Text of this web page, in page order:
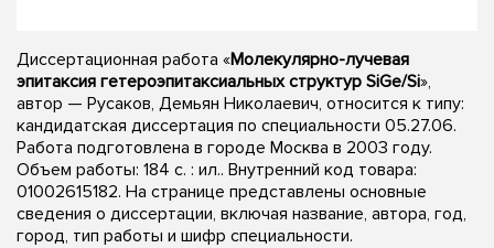
Диссертационная работа «Молекулярно-лучевая
эпитаксия гетероэпитаксиальных структур SiGe/Si»,
автор — Русаков, Демьян Николаевич, относится к типу:
кандидатская диссертация по специальности 05.27.06.
Работа подготовлена в городе Москва в 2003 году.
Объем работы: 184 с. : ил.. Внутренний код товара:
01002615182. На странице представлены основные
сведения о диссертации, включая название, автора, год,
город, тип работы и шифр специальности.